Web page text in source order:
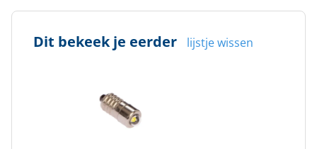
Dit bekeek je eerder lijstje wissen